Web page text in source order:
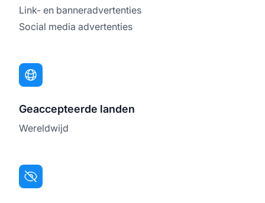
Link- en banneradvertenties
Social media advertenties
Geaccepteerde landen
Wereldwijd